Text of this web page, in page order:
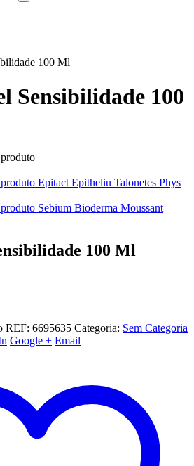
100 Ml
Sensibilidade 100
Epitact Epitheliu Talonetes Phys
Sebium Bioderma Moussant
100 Ml
REF: 6695635 Categoria: Sem Categoria
Google + Email